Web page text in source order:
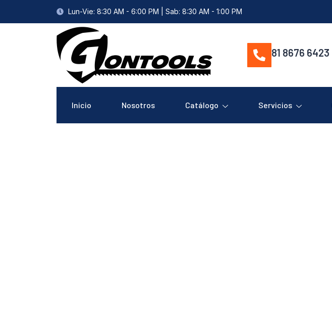
Lun-Vie: 8:30 AM - 6:00 PM | Sab: 8:30 AM - 1:00 PM
81 8676 6423
Inicio Nosotros Catálogo Servicios